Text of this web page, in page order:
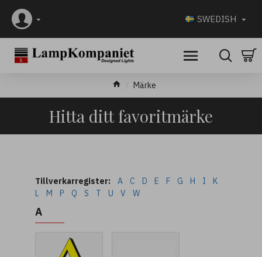
SWEDISH
Märke
Hitta ditt favoritmärke
Tillverkarregister: A C D E F G H I
K
L
M P Q S T U V W
A